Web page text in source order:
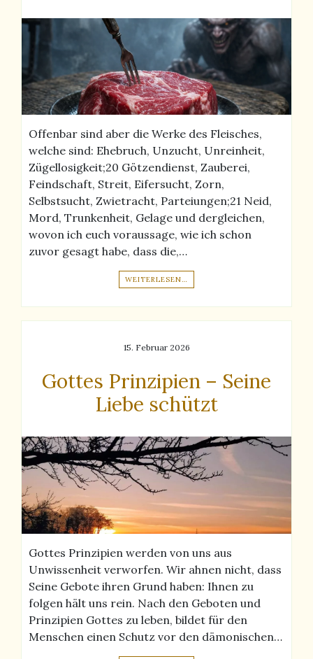
Offenbar sind aber die Werke des Fleisches,
welche sind: Ehebruch, Unzucht, Unreinheit,
Zügellosigkeit;20 Götzendienst, Zauberei,
Feindschaft, Streit, Eifersucht, Zorn,
Selbstsucht, Zwietracht, Parteiungen;21 Neid,
Mord, Trunkenheit, Gelage und dergleichen,
wovon ich euch voraussage, wie ich schon
zuvor gesagt habe, dass die,…
WEITERLESEN…
15. Februar 2026
Gottes Prinzipien – Seine
Liebe schützt
Gottes Prinzipien werden von uns aus
Unwissenheit verworfen. Wir ahnen nicht, dass
Seine Gebote ihren Grund haben: Ihnen zu
folgen hält uns rein. Nach den Geboten und
Prinzipien Gottes zu leben, bildet für den
Menschen einen Schutz vor den dämonischen…